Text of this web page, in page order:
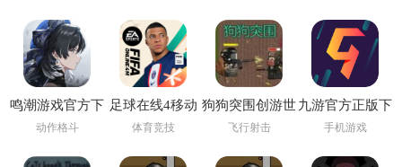
鸣潮游戏官方下
载
动作格斗
足球在线4移动
版下载安装
M)
体育竞技
狗狗突围创游世
界
飞行射击
九游官方正版下
载
手机游戏